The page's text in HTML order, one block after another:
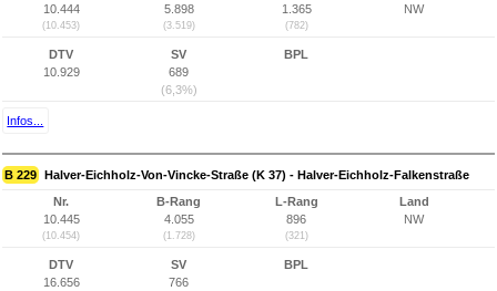
10.444
(10.453)
5.898
(3.519)
1.365
(782)
NW
DTV
10.929
SV
689
(6,3%)
BPL
Infos...
B 229 Halver-Eichholz-Von-Vincke-Straße (K 37) - Halver-Eichholz-Falkenstraße
Nr.
10.445
(10.454)
B-Rang
4.055
(1.728)
L-Rang
896
(321)
Land
NW
DTV
16.656
SV
766
BPL